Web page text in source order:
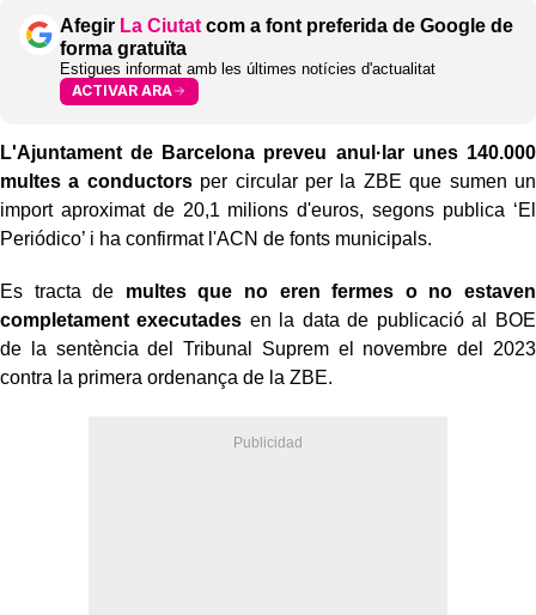
Afegir La Ciutat com a font preferida de Google de
forma gratuïta
Estigues informat amb les últimes notícies d'actualitat
ACTIVAR ARA
L'Ajuntament de Barcelona preveu anul·lar unes 140.000
multes a conductorsper circular per la ZBE que sumen un
import aproximat de 20,1 milions d'euros, segons publica ‘El
Periódico’ i ha confirmat l'ACN de fonts municipals.
Es tracta de multes que no eren fermes o no estaven
completament executades en la data de publicació al BOE
de la sentència del Tribunal Suprem el novembre del 2023
contra la primera ordenança de la ZBE.